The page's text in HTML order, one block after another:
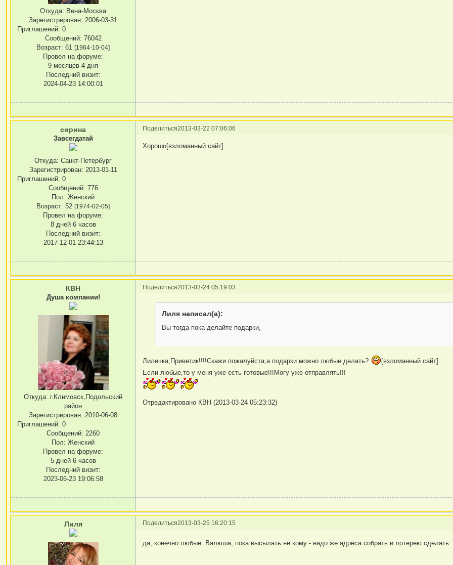
Откуда: Вена-Москва
Зарегистрирован: 2006-03-31
Приглашений: 0
Сообщений: 76042
Возраст: 61[1964-10-04]
Провел на форуме:
9 месяцев 4 дня
Последний визит:
2024-04-23 14:00:01
Поделиться2013-03-22 07:06:06
сирина
Завсегдатай
Откуда: Санкт-Петербург
Зарегистрирован: 2013-01-11
Приглашений: 0
Сообщений: 776
Пол: Женский
Возраст: 52[1974-02-05]
Провел на форуме:
8 дней 6 часов
Последний визит:
2017-12-01 23:44:13
Хорошо[взломанный сайт]
Поделиться2013-03-24 05:19:03
КВН
Душа компании!
Откуда: г.Климовск,Подольский
район
Зарегистрирован: 2010-06-08
Приглашений: 0
Сообщений: 2260
Пол: Женский
Провел на форуме:
5 дней 6 часов
Последний визит:
2023-06-23 19:06:58
Лиля написал(а):
Вы тогда пока делайте подарки,
Лилечка,Приветик!!!!Скажи пожалуйста,а подарки можно любые делать?
[взломанный сайт]
Если любые,то у меня уже есть готовые!!!Могу уже отправлять!!!
Отредактировано КВН (2013-03-24 05:23:32)
Поделиться2013-03-25 16:20:15
Лиля
да, конечно любые. Валюша, пока высылать не кому - надо же адреса собрать и лотерею